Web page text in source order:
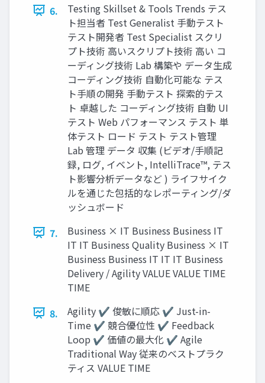
6.
Testing Skillset & Tools Trends テス
ト担当者 Test Generalist 手動テスト
テスト開発者 Test Specialist スクリ
プト技術 高いスクリプト技術 高い コ
ーディング技術 Lab 構築や データ生成
コーディング技術 自動化可能な テス
ト手順の開発 手動テスト 探索的テス
ト 卓越した コーディング技術 自動 UI
テスト Web パフォーマンス テスト 単
体テスト ロード テスト テスト管理
Lab 管理 データ 収集 (ビデオ/手順記
録, ログ, イベント, IntelliTrace™, テス
ト影響分析データなど ) ライフサイク
ルを通じた包括的なレポーティング/ダ
ッシュボード
7.
Business × IT Business Business IT
IT IT Business Quality Business × IT
Business Business IT IT IT Business
Delivery / Agility VALUE VALUE TIME
TIME
8.
Agility ✔ 俊敏に順応 ✔ Just-in-
Time ✔ 競合優位性 ✔ Feedback
Loop ✔ 価値の最大化 ✔ Agile
Traditional Way 従来のベストプラク
ティス VALUE TIME